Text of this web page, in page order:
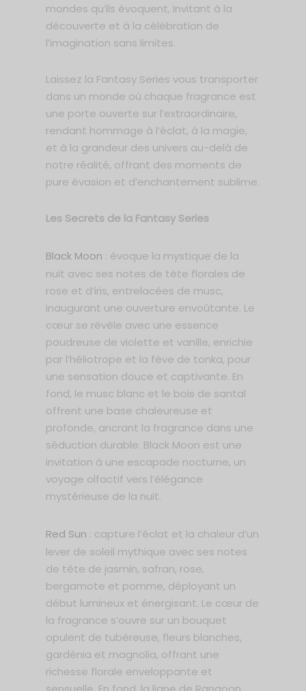
mondes qu’ils évoquent, invitant à la
découverte et à la célébration de
l’imagination sans limites.
Laissez la Fantasy Series vous transporter
dans un monde où chaque fragrance est
une porte ouverte sur l’extraordinaire,
rendant hommage à l’éclat, à la magie,
et à la grandeur des univers au-delà de
notre réalité, offrant des moments de
pure évasion et d’enchantement sublime.
Les Secrets de la Fantasy Series
Black Moon : évoque la mystique de la
nuit avec ses notes de tête florales de
rose et d’iris, entrelacées de musc,
inaugurant une ouverture envoûtante. Le
cœur se révèle avec une essence
poudreuse de violette et vanille, enrichie
par l’héliotrope et la fève de tonka, pour
une sensation douce et captivante. En
fond, le musc blanc et le bois de santal
offrent une base chaleureuse et
profonde, ancrant la fragrance dans une
séduction durable. Black Moon est une
invitation à une escapade nocturne, un
voyage olfactif vers l’élégance
mystérieuse de la nuit.
Red Sun : capture l’éclat et la chaleur d’un
lever de soleil mythique avec ses notes
de tête de jasmin, safran, rose,
bergamote et pomme, déployant un
début lumineux et énergisant. Le cœur de
la fragrance s’ouvre sur un bouquet
opulent de tubéreuse, fleurs blanches,
gardénia et magnolia, offrant une
richesse florale enveloppante et